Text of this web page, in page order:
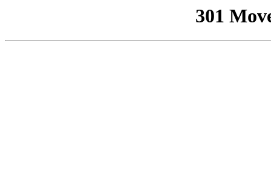
301